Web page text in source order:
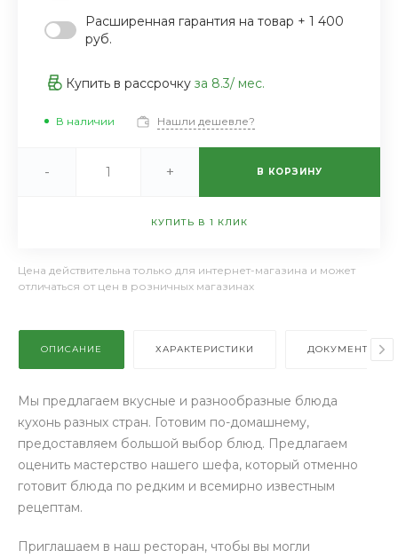
Расширенная гарантия на товар + 1 400
руб.
Купить в рассрочку за 8.3/ мес.
В наличии Нашли дешевле?
- + В КОРЗИНУ
КУПИТЬ В 1 КЛИК
Цена действительна только для интернет-магазина и может
отличаться от цен в розничных магазинах
ОПИСАНИЕ ХАРАКТЕРИСТИКИ ДОКУМЕНТЫ
Мы предлагаем вкусные и разнообразные блюда
кухонь разных стран. Готовим по-домашнему,
предоставляем большой выбор блюд. Предлагаем
оценить мастерство нашего шефа, который отменно
готовит блюда по редким и всемирно известным
рецептам.
Приглашаем в наш ресторан, чтобы вы могли